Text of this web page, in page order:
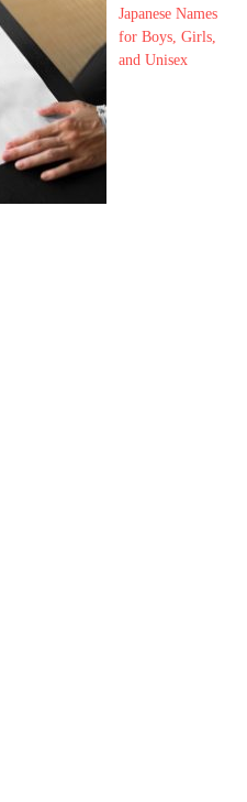
Japanese Names
for Boys, Girls,
and Unisex